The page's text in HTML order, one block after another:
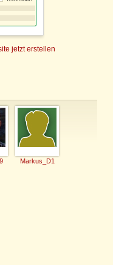
jetzt erstellen
Markus_D1